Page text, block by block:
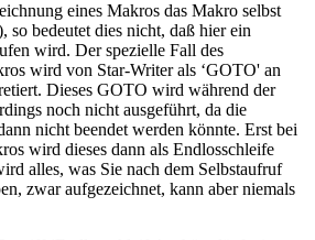
eines Makros das Makro selbst
so bedeutet dies nicht, daß hier ein
wird. Der spezielle Fall des
wird von Star-Writer als ‘GOTO' an
Dieses GOTO wird während der
noch nicht ausgeführt, da die
nicht beendet werden könnte. Erst bei
wird dieses dann als Endlosschleife
alles, was Sie nach dem Selbstaufruf
zwar aufgezeichnet, kann aber niemals